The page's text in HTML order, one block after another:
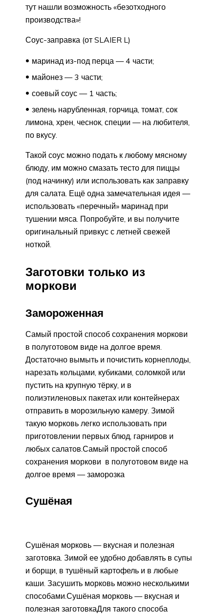
тут нашли возможность «безотходного
производства»!
Соус-заправка (от SLAIER L)
маринад из-под перца — 4 части;
майонез — 3 части;
соевый соус — 1 часть;
зелень нарубленная, горчица, томат, сок
лимона, хрен, чеснок, специи — на любителя,
по вкусу.
Такой соус можно подать к любому мясному
блюду, им можно смазать тесто для пиццы
(под начинку) или использовать как заправку
для салата. Ещё одна замечательная идея —
использовать «перечный» маринад при
тушении мяса. Попробуйте, и вы получите
оригинальный привкус с летней свежей
ноткой.
Заготовки только из
моркови
Замороженная
Самый простой способ сохранения моркови
в полуготовом виде на долгое время.
Достаточно вымыть и почистить корнеплоды,
нарезать кольцами, кубиками, соломкой или
пустить на крупную тёрку, и в
полиэтиленовых пакетах или контейнерах
отправить в морозильную камеру. Зимой
такую морковь легко использовать при
приготовлении первых блюд, гарниров и
любых салатов.Самый простой способ
сохранения моркови в полуготовом виде на
долгое время — заморозка
Сушёная
Сушёная морковь — вкусная и полезная
заготовка. Зимой ее удобно добавлять в супы
и борщи, в тушёный картофель и в любые
каши. Засушить морковь можно несколькими
способами.Сушёная морковь — вкусная и
полезная заготовкаДля такого способа